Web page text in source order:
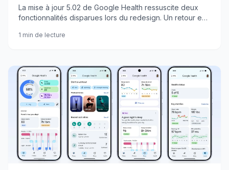
La mise à jour 5.02 de Google Health ressuscite deux
fonctionnalités disparues lors du redesign. Un retour en
1 min de lecture